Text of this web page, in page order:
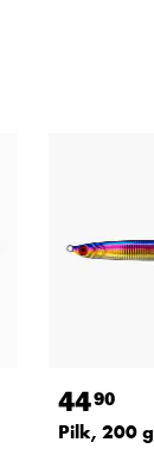
4490
Pilk, 200 g